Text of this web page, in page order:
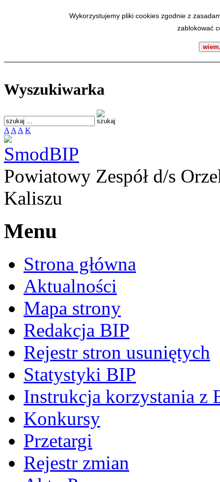
Wykorzystujemy pliki cookies zgodnie z
zablokować
SmodBIP
Wyszukiwarka
A A A K
Powiatowy Zespół d/s
Kaliszu
Menu
Strona główna
Aktualności
Mapa strony
Redakcja BIP
Rejestr stron usuniętych
Statystyki BIP
Instrukcja korzystania z
Konkursy
Przetargi
Rejestr zmian